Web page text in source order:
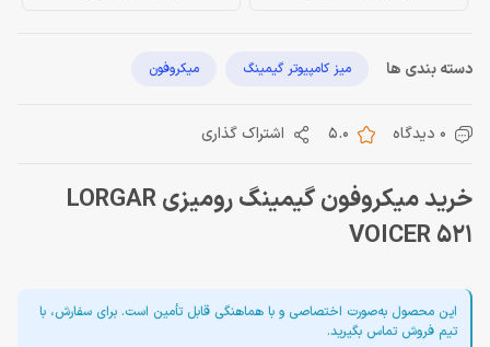
دسته بندی ها میز کامپیوتر گیمینگ میکروفون
0 دیدگاه 5.0 اشتراک گذاری
خرید میکروفون گیمینگ رومیزی LORGAR
VOICER 521
این محصول به‌صورت اختصاصی و با هماهنگی قابل تأمین است. برای سفارش، با
تیم فروش تماس بگیرید.